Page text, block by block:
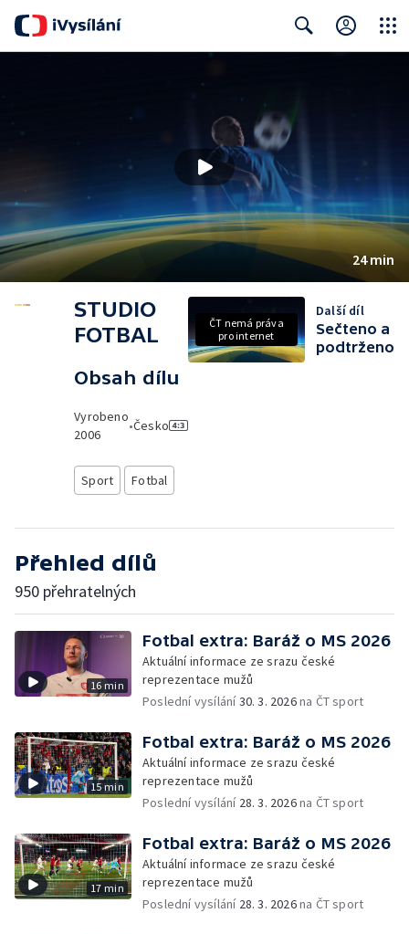
24 min
STUDIO
FOTBAL
Obsah dílu
Vyrobeno
2006
•Česko
Sport Fotbal
ČT nemá práva
pro internet
Další díl
Sečteno a
podtrženo
Přehled dílů
950 přehratelných
16 min
Fotbal extra: Baráž o MS 2026
Aktuální informace ze srazu české
reprezentace mužů
Poslední vysílání30. 3. 2026na ČT sport
15 min
Fotbal extra: Baráž o MS 2026
Aktuální informace ze srazu české
reprezentace mužů
Poslední vysílání 28. 3. 2026na ČT sport
17 min
Fotbal extra: Baráž o MS 2026
Aktuální informace ze srazu české
reprezentace mužů
Poslední vysílání 28. 3. 2026na ČT sport